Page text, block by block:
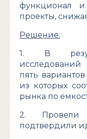
функционал и
проекты,
Решение:
1. В
исследований
пять
из которых
рынка по
2. Провели
подтвердили